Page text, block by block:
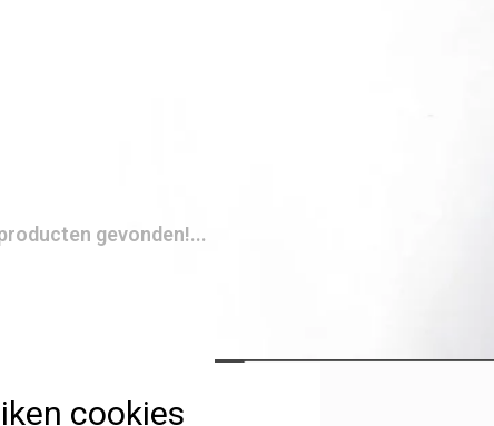
cookies
gevonden!...